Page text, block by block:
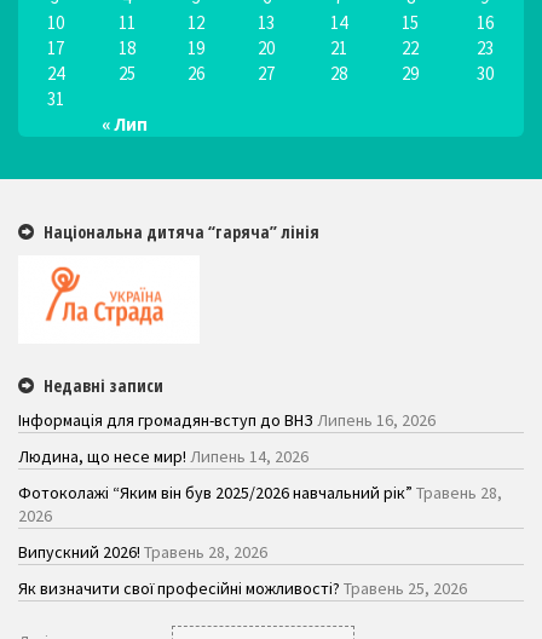
« Лип
10
11 12 13 14 15
16
17
18 19 20 21 22
23
24
25 26 27 28 29
30
31
Національна дитяча “гаряча” лінія
Недавні записи
Інформація для громадян-вступ до ВНЗ Липень 16, 2026
Людина, що несе мир! Липень 14, 2026
Фотоколажі “Яким він був 2025/2026 навчальний рік” Травень 28,
2026
Випускний 2026! Травень 28, 2026
Як визначити свої професійні можливості? Травень 25, 2026